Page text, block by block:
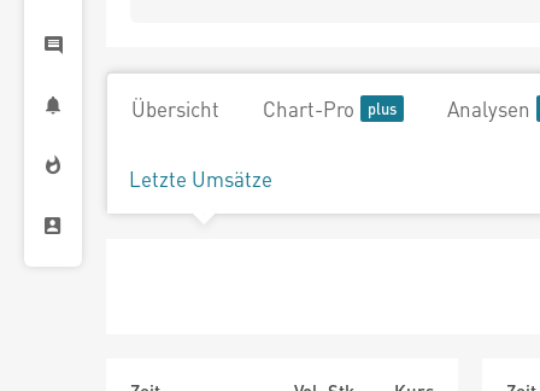
Übersicht Chart-Pro Analysen
Letzte Umsätze